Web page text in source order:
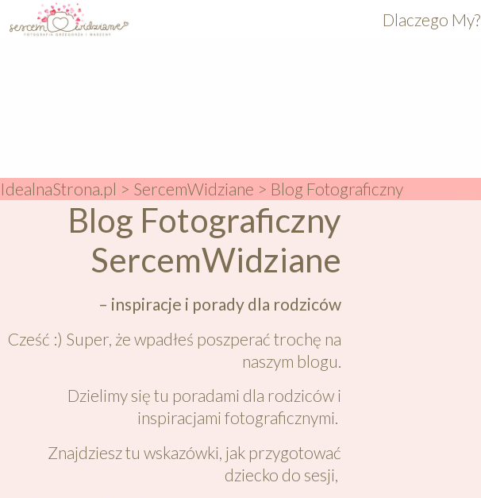
Dlaczego My?
IdealnaStrona.pl > SercemWidziane > Blog Fotograficzny
Blog Fotograficzny
SercemWidziane
– inspiracje i porady dla rodziców
Cześć :) Super, że wpadłeś poszperać trochę na
naszym blogu.
Dzielimy się tu poradami dla rodziców i
inspiracjami fotograficznymi.
Znajdziesz tu wskazówki, jak przygotować
dziecko do sesji,